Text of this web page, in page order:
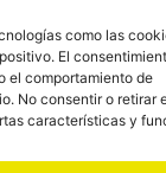
como las
El
el comportamiento de
No consentir o retirar
características y
Privacidad
Ventas